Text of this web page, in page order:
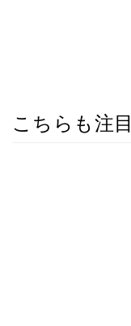
こちらも注目